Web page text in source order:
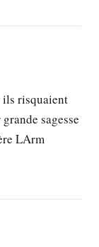
ils risquaient
sagesse
LArm